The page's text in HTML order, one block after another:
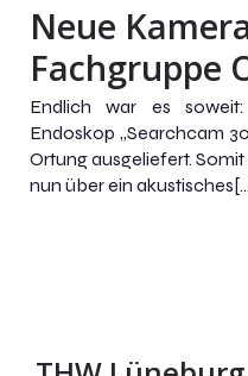
Neue
Fachgruppe
Endlich war es
Endoskop „Searchcam
Ortung ausgeliefert.
nun über ein